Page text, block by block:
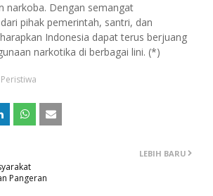
narkoba. Dengan semangat
pihak pemerintah, santri, dan
Indonesia dapat terus berjuang
narkotika di berbagai lini. (*)
Peristiwa
LEBIH BARU
Pangeran